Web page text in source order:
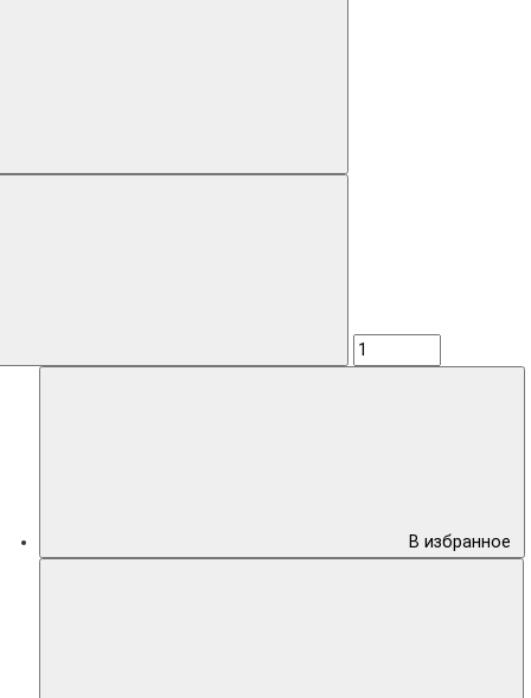
В избранное